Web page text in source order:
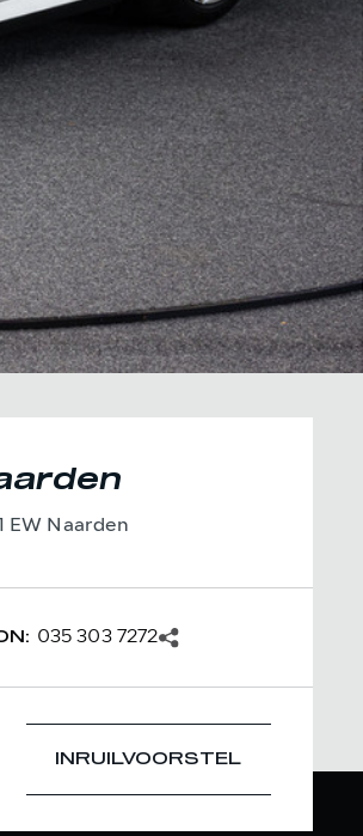
EW Naarden
035 303 7272
INRUILVOORSTEL